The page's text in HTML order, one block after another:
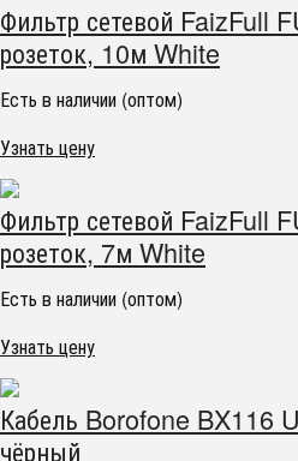
Фильтр сетевой FaizFull
розеток, 10м White
Есть в наличии (оптом)
Узнать цену
Фильтр сетевой FaizFull
розеток, 7м White
Есть в наличии (оптом)
Узнать цену
Кабель Borofone BX116
чёрный